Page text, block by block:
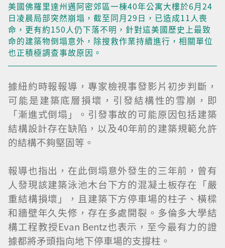
美國佛羅里達州邁阿密郊區一棟40年公寓大樓於6月24
日凌晨局部突然崩塌，截至同月29日，已造成11人喪
命，更有約150人仍下落不明，針對這美國歷史上最致
命的建築物倒塌意外，除搜救作業持續進行，相關單位
也正積極調查事故原因。
據紐約時報報導，專家檢視事發影片初步判斷，
可能是建築底層損壞，引發結構性的雪崩，即
「漸進式倒塌」。引發事故的可能原因包括建築
結構設計存在缺陷，以及40年前的建築規範允許
的結構不夠堅固等。
報導也指出，在此倒塌意外發生的三年前，曾有
人發現該建築泳池木台下方的混凝土板存在「嚴
重結構損壞」，且建築下方停車場的柱子、橫樑
和牆壁年久失修，存在多處開裂。多倫多大學結
構工程教授Evan Bentz也表示，至今最有力的證
據都將矛頭指向地下停車場的支撐柱。